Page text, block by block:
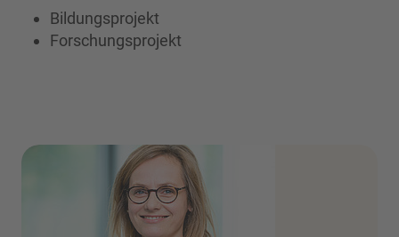
Bildungsprojekt
Forschungsprojekt